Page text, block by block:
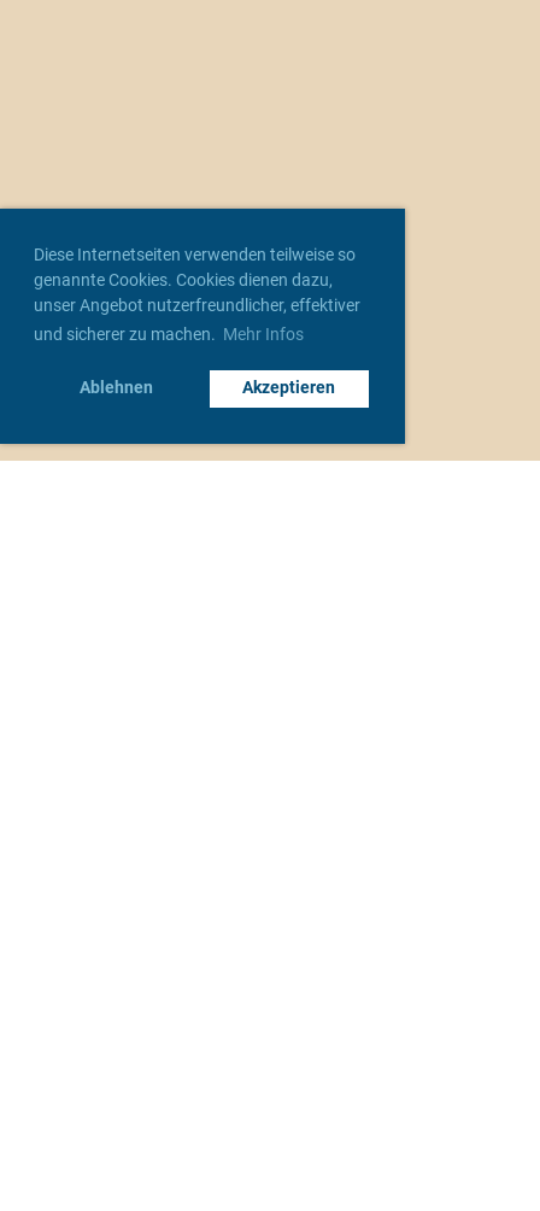
Diese Internetseiten verwenden teilweise so
genannte Cookies. Cookies dienen dazu,
unser Angebot nutzerfreundlicher, effektiver
und sicherer zu machen. Mehr Infos
Ablehnen Akzeptieren